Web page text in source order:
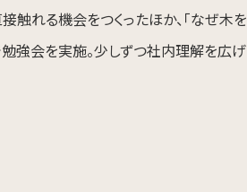
触れる機会をつくったほか、「なぜ木を
勉強会を実施。少しずつ社内理解を広げ